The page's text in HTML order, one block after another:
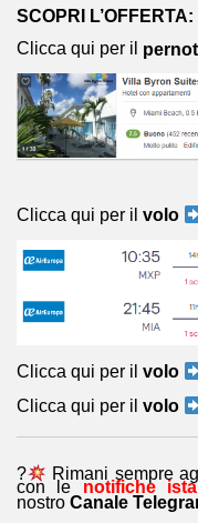
SCOPRI L’OFFERTA:
Clicca qui per il
Clicca qui per il volo
Clicca qui per il volo
Clicca qui per il volo
? Rimani sempre
con le notifiche
nostro Canale